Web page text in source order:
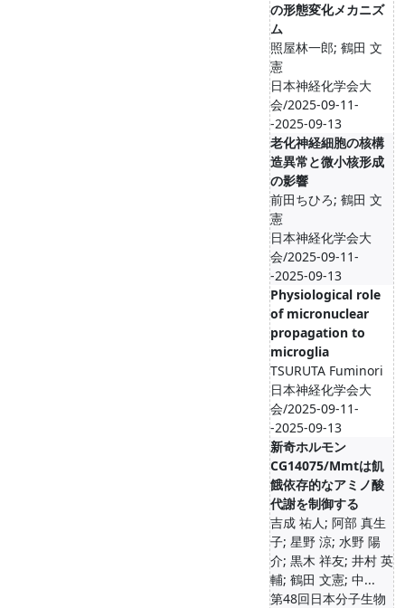
の形態変化メカニズ
ム
照屋林一郎; 鶴田 文
憲
日本神経化学会大
会/2025-09-11-
-2025-09-13
老化神経細胞の核構
造異常と微小核形成
の影響
前田ちひろ; 鶴田 文
憲
日本神経化学会大
会/2025-09-11-
-2025-09-13
Physiological role
of micronuclear
propagation to
microglia
TSURUTA Fuminori
日本神経化学会大
会/2025-09-11-
-2025-09-13
新奇ホルモン
CG14075/Mmtは飢
餓依存的なアミノ酸
代謝を制御する
吉成 祐人; 阿部 真生
子; 星野 涼; 水野 陽
介; 黒木 祥友; 井村 英
輔; 鶴田 文憲; 中...
第48回日本分子生物